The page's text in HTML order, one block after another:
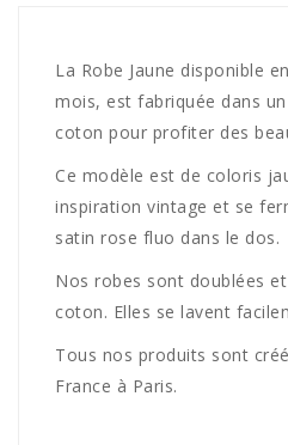
La Robe Jaune disponible
mois, est fabriquée dans
coton pour profiter des
Ce modèle est de coloris
inspiration vintage et se
satin rose fluo dans le dos.
Nos robes sont doublées
coton. Elles se lavent
Tous nos produits sont
France à Paris.